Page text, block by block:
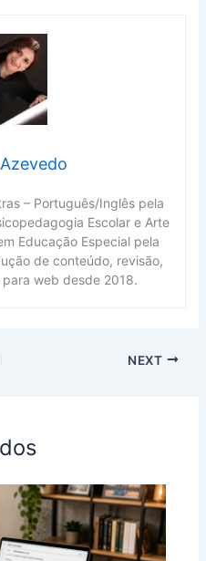
– Português/Inglês pela
Escolar e Arte
Educação Especial pela
de conteúdo, revisão,
web desde 2018.
NEXT